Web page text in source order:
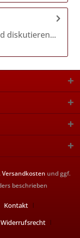
diskutieren...
Versandkosten und ggf.
beschrieben
Kontakt
Widerrufsrecht